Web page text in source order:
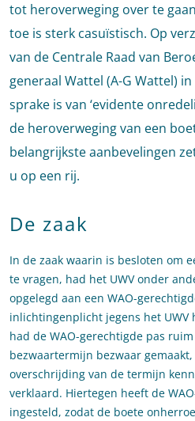
tot heroverweging over te
toe is sterk casuïstisch. Op
van de Centrale Raad van
generaal Wattel (A-G Wattel)
sprake is van ‘evidente
de heroverweging van een
belangrijkste aanbevelingen
u op een rij.
De zaak
In de zaak waarin is besloten om
te vragen, had het UWV onder
opgelegd aan een WAO-
inlichtingenplicht jegens het UWV
had de WAO-gerechtigde pas
bezwaartermijn bezwaar
overschrijding van de termijn
verklaard. Hiertegen heeft de
ingesteld, zodat de boete